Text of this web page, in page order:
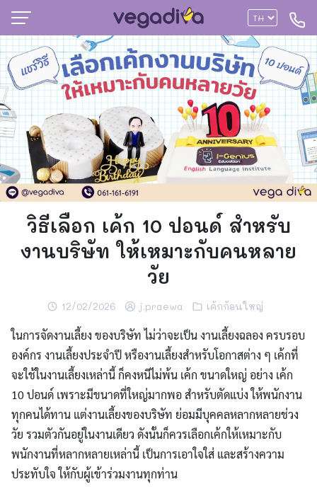
วิธีเลือก เค้ก 10 ปอนด์ สำหรับ
งานบริษัท ให้เหมาะกับคนหลาย
วัย
12/02/2026 j.praewa เค้กก้อนใหญ่
ในการจัดงานเลี้ยง ของบริษัท ไม่ว่าจะเป็น งานเลี้ยงฉลอง ครบรอบ
องค์กร งานเลี้ยงประจำปี หรืองานเลี้ยงสำหรับโอกาสต่าง ๆ เค้กที่
จะใช้ในงานเลี้ยงเหล่านี้ ก็คงหนีไม่พ้น เค้ก ขนาดใหญ่ อย่าง เค้ก
10 ปอนด์ เพราะมีขนาดที่ใหญ่มากพอ สำหรับตัดแบ่ง ให้พนักงาน
ทุกคนได้ทาน แต่งานเลี้ยงของบริษัท ย่อมมีบุคคลหลากหลายช่วง
วัย รวมตัวกันอยู่ในงานเดียว ดังนั้นก็ควรเลือกเค้กให้เหมาะกับ
พนักงานที่หลากหลายเหล่านี้ เป็นการเอาใจใส่ และสร้างความ
ประทับใจ ให้กับผู้เข้าร่วมงานทุกท่าน